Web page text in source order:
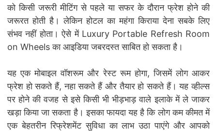
को किसी जरूरी मीटिंग से पहले या सफर के दौरान फ्रेश होने की
जरूरत होती है। लेकिन होटल का महंगा किराया देना सबके लिए
संभव नहीं होता। ऐसे में Luxury Portable Refresh Room
on Wheels का आइडिया जबरदस्त साबित हो सकता है।
यह एक मोबाइल वॉशरूम और रेस्ट रूम होगा, जिसमें लोग आकर
फ्रेश हो सकते हैं, नहा सकते हैं और तैयार हो सकते हैं। यह व्हील्स
पर होने की वजह से इसे किसी भी भीड़भाड़ वाले इलाके में ले जाकर
खड़ा किया जा सकता है। इसका फायदा यह है कि लोग कम कीमत में
एक बेहतरीन रिफ्रेशमेंट सुविधा का लाभ उठा पाएंगे और आपको